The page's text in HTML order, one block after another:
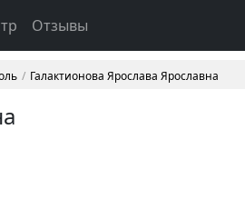
Отзывы
Галактионова Ярослава Ярославна